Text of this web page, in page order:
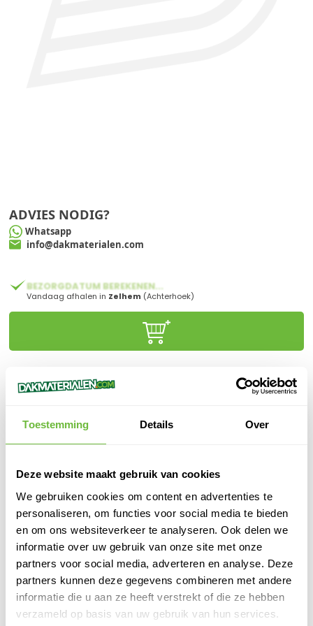
Toestemming Details Over
Deze website maakt gebruik van cookies
We gebruiken cookies om content en advertenties te
personaliseren, om functies voor social media te bieden
en om ons websiteverkeer te analyseren. Ook delen we
informatie over uw gebruik van onze site met onze
partners voor social media, adverteren en analyse. Deze
partners kunnen deze gegevens combineren met andere
informatie die u aan ze heeft verstrekt of die ze hebben
verzameld op basis van uw gebruik van hun services.
ADVIES NODIG?
Whatsapp
info@dakmaterialen.com
BEZORGDATUM BEREKENEN...
Vandaag afhalen in Zelhem (Achterhoek)
Klanten beoordelen ons met een
9,6/10.0
Binnen1 werkdag
verzonden
SPECIFICATIES
SKU
888111
PRODUCTOMSCHRIJVING
PERFIX 4.4 TF/Ph2 Zn 4,8x45 - 250 st.